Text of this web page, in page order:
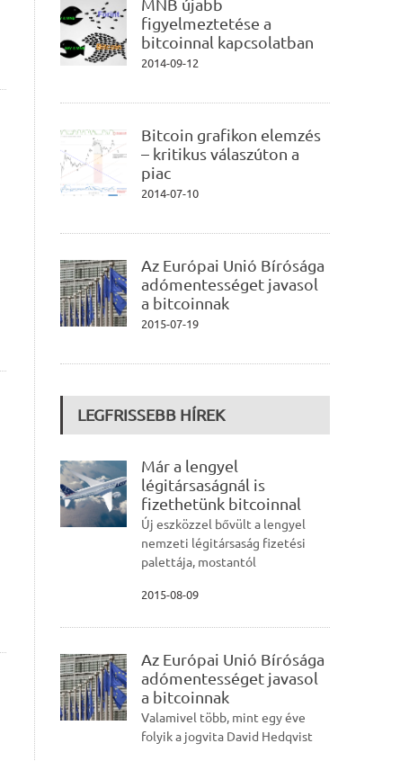
MNB újabb
figyelmeztetése a
bitcoinnal kapcsolatban
2014-09-12
Bitcoin grafikon elemzés
– kritikus válaszúton a
piac
2014-07-10
Az Európai Unió Bírósága
adómentességet javasol
a bitcoinnak
2015-07-19
LEGFRISSEBB HÍREK
Már a lengyel
légitársaságnál is
fizethetünk bitcoinnal
Új eszközzel bővült a lengyel
nemzeti légitársaság fizetési
palettája, mostantól
2015-08-09
Az Európai Unió Bírósága
adómentességet javasol
a bitcoinnak
Valamivel több, mint egy éve
folyik a jogvita David Hedqvist